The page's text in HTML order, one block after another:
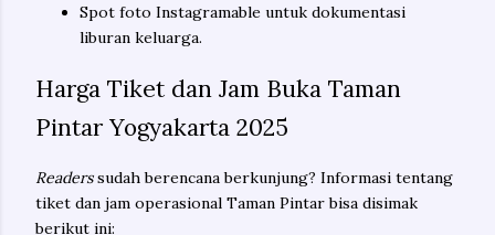
Spot foto Instagramable untuk dokumentasi
liburan keluarga.
Harga Tiket dan Jam Buka Taman
Pintar Yogyakarta 2025
Readerssudah berencana berkunjung? Informasi tentang
tiket dan jam operasional Taman Pintar bisa disimak
berikut ini: